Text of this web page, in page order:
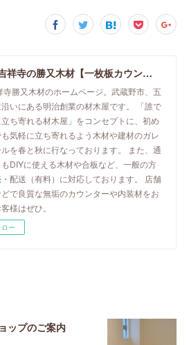
東京・吉祥寺の勝又木材【一枚板カウンター】
寺勝又木材のホームページ。武蔵野市、五
沿いにある明治創業の材木屋です。 「誰で
ち寄れる材木屋」をコンセプトに、初め
気軽に立ち寄れるよう木材や建材のガレ
を春と秋に行なっております。 また、通
DIYに使える木材や合板など、一般の方
配送（有料）に対応しております。 店舗
で良質な無垢のカウンターや内装材をお
様はぜひ。
ー
ップのご案内